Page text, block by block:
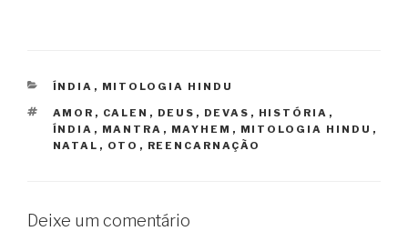
CATEGORIAS
ÍNDIA , MITOLOGIA HINDU
TAGS
AMOR , CALEN , DEUS , DEVAS , HISTÓRIA ,
ÍNDIA , MANTRA , MAYHEM , MITOLOGIA HINDU ,
NATAL , OTO , REENCARNAÇÃO
Deixe um comentário